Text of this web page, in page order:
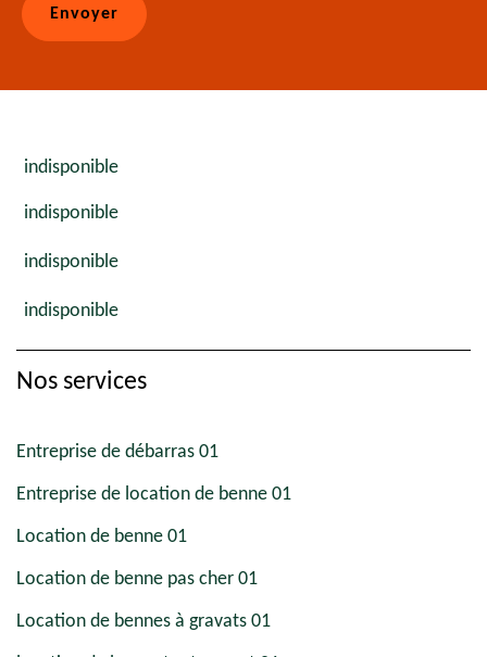
indisponible
indisponible
indisponible
indisponible
Nos services
Entreprise de débarras 01
Entreprise de location de benne 01
Location de benne 01
Location de benne pas cher 01
Location de bennes à gravats 01